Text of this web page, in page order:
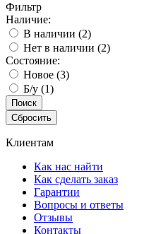
Фильтр
Наличие:
В наличии (2)
Нет в наличии (2)
Состояние:
Новое (3)
Б/у (1)
Поиск
Сбросить
Клиентам
Как нас найти
Как сделать заказ
Гарантии
Вопросы и ответы
Отзывы
Контакты